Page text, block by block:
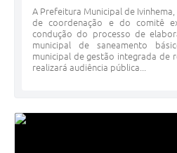
A Prefeitura Municipal de
de coordenação e do comitê
condução do processo de
municipal de saneamento
municipal de gestão integrada de
realizará audiência pública...